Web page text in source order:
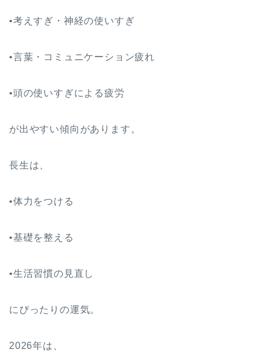
•考えすぎ・神経の使いすぎ
•言葉・コミュニケーション疲れ
•頭の使いすぎによる疲労
が出やすい傾向があります。
長生は、
•体力をつける
•基礎を整える
•生活習慣の見直し
にぴったりの運気。
2026年は、